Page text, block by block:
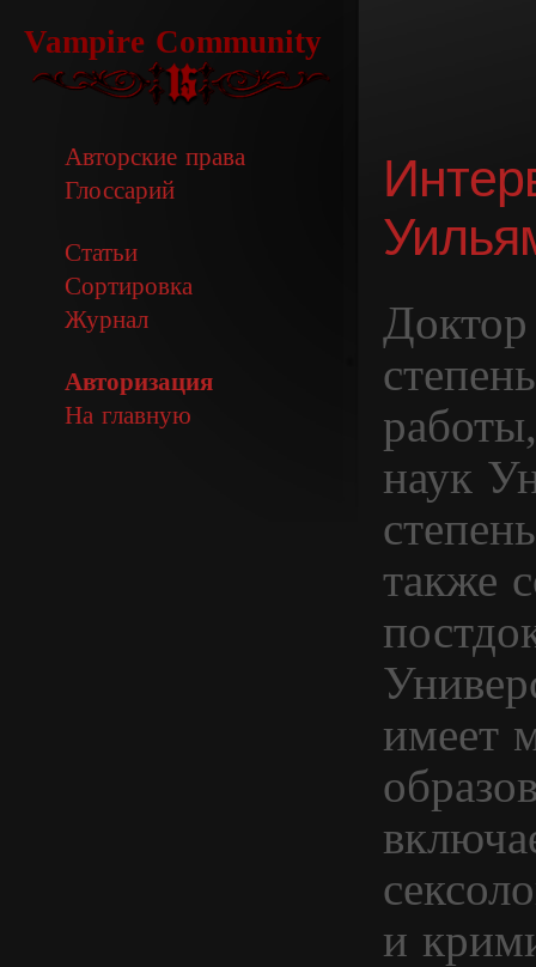
Vampire Community
Авторские права
Глоссарий
Статьи
Сортировка
Журнал
Авторизация
На главную
наук
также
имеет
и